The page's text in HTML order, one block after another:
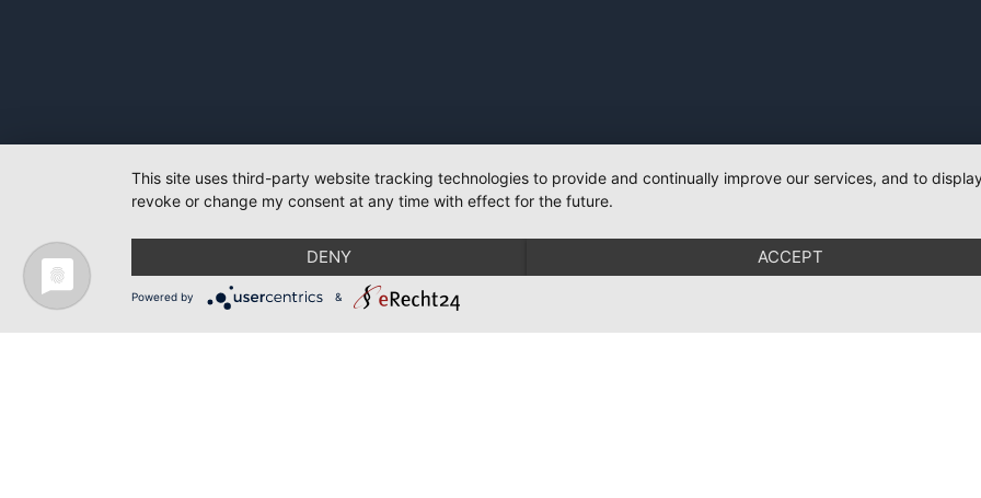
This site uses third-party website tracking technologies to provide and continually improve our services, and to
revoke or change my consent at any time with effect for the future.
DENY ACCEPT
Powered by &